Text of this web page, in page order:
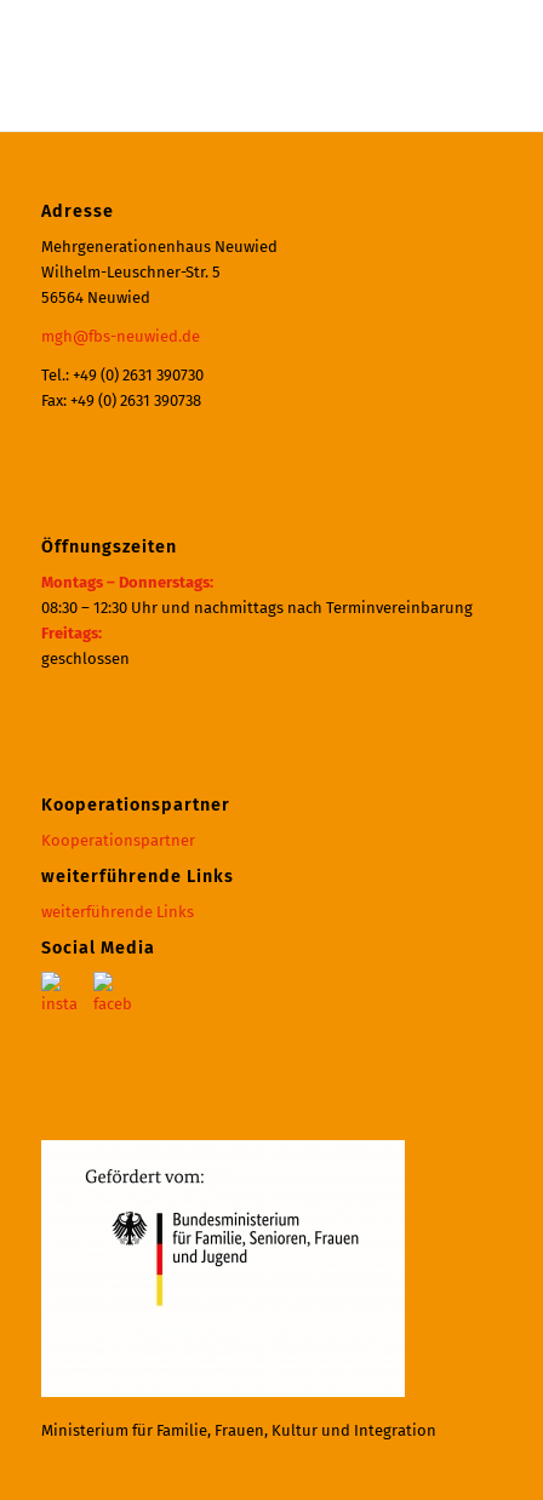
Adresse
Mehrgenerationenhaus Neuwied
Wilhelm-Leuschner-Str. 5
56564 Neuwied
mgh@fbs-neuwied.de
Tel.: +49 (0) 2631 390730
Fax: +49 (0) 2631 390738
Öffnungszeiten
Montags – Donnerstags:
08:30 – 12:30 Uhr und nachmittags nach Terminvereinbarung
Freitags:
geschlossen
Kooperationspartner
Kooperationspartner
weiterführende Links
weiterführende Links
Social Media
Ministerium für Familie, Frauen, Kultur und Integration